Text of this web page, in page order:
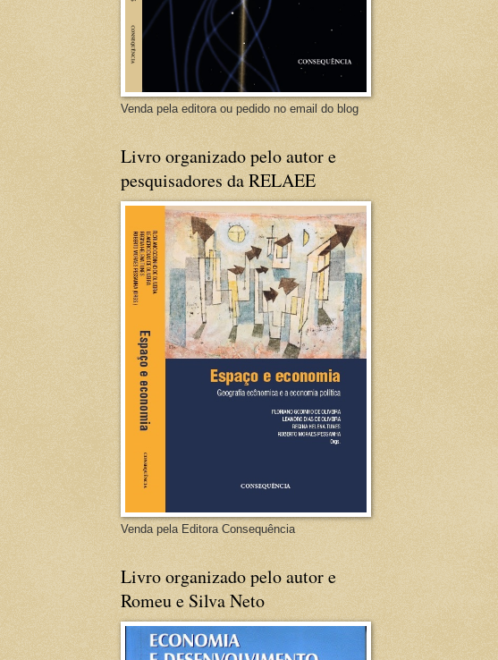
Venda pela editora ou pedido no email do blog
Livro organizado pelo autor e
pesquisadores da RELAEE
Venda pela Editora Consequência
Livro organizado pelo autor e
Romeu e Silva Neto